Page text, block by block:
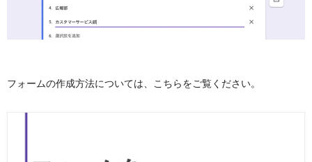
フォームの作成方法については、こちらをご覧ください。